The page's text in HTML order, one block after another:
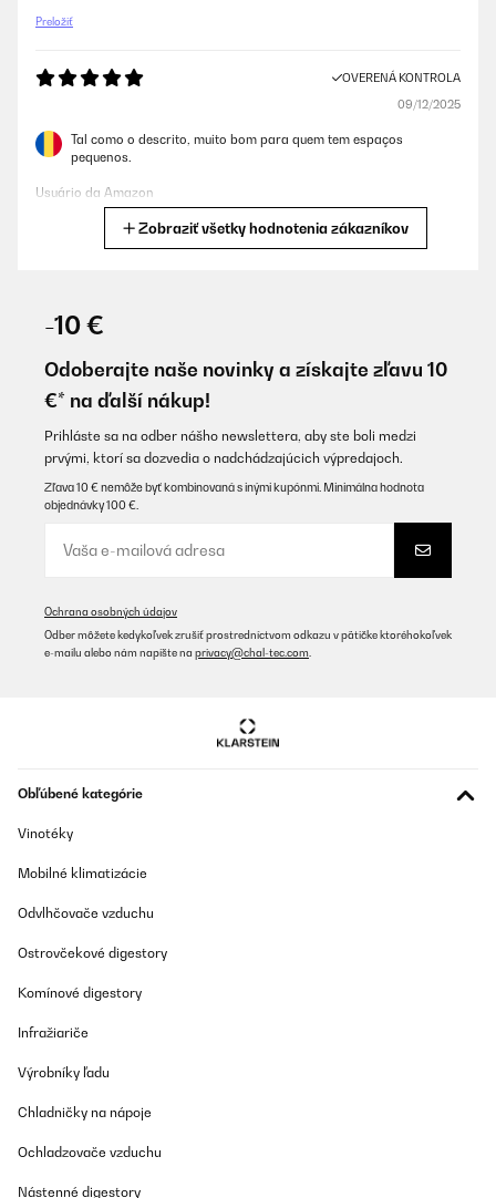
Preložiť
OVERENÁ KONTROLA
09/12/2025
Tal como o descrito, muito bom para quem tem espaços
pequenos.
Usuário da Amazon
Backofens wiederverwendet, diesen 45cm Backofen eingepasst
mit 5cm Blenden auf jeder Seite eingefügt. Fertig ist das Werk.
Sehr günstige Lösung im Vergleich zu den 55er Preisen in der
Schweiz. Der Klarstein Backofen ist sehr schön.
Amazon-Benutzer
Preložiť
Funktioniert auch gut, bisher alles super! Für kleine Küchen, so
wie meine, perfekt! Definitive Kaufempfehlung!
Amazon-Benutzer
Preložiť
Toller Backofen, alles super, gerne wieder
Amazon-Benutzer
Preložiť
Zobraziť všetky hodnotenia zákazníkov
-10 €
Odoberajte naše novinky a získajte zľavu 10
€* na ďalší nákup!
Prihláste sa na odber nášho newslettera, aby ste boli medzi
prvými, ktorí sa dozvedia o nadchádzajúcich výpredajoch.
Zľava 10 € nemôže byť kombinovaná s inými kupónmi. Minimálna hodnota
objednávky 100 €.
Ochrana osobných údajov
Odber môžete kedykoľvek zrušiť prostredníctvom odkazu v pätičke ktoréhokoľvek
e-mailu alebo nám napíšte na privacy@chal-tec.com
Obľúbené kategórie
Vinotéky
Mobilné klimatizácie
Odvlhčovače vzduchu
Ostrovčekové digestory
Komínové digestory
Infražiariče
Výrobníky ľadu
Chladničky na nápoje
Ochladzovače vzduchu
Nástenné digestory